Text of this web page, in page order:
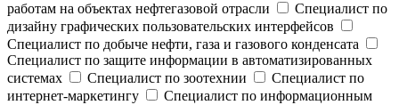
работам на объектах нефтегазовой отрасли
Специалист по
дизайну графических пользовательских интерфейсов
Специалист по добыче нефти, газа и газового конденсата
Специалист по защите информации в автоматизированных
системах
Специалист по зоотехнии
Специалист по
интернет-маркетингу
Специалист по информационным